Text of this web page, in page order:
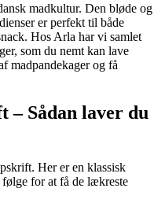
madkultur. Den bløde og
er perfekt til både
Hos Arla har vi samlet
som du nemt kan lave
madpandekager og få
– Sådan laver du
Her er en klassisk
for at få de lækreste